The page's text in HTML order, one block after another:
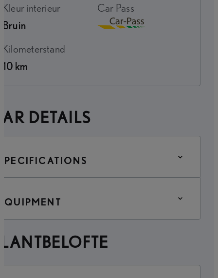
Kleur interieur
Bruin
Car Pass
Download
Kilometerstand
10 km
DETAILS